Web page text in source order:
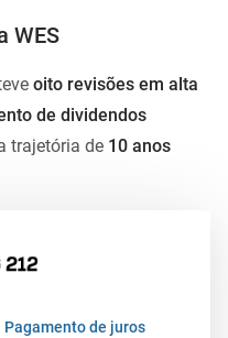
WES
oito revisões em alta
de dividendos
trajetória de 10 anos
Pagamento de juros